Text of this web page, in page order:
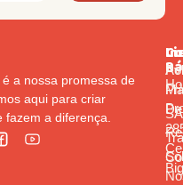
a nossa promessa de
aqui para criar
a diferença.
Av